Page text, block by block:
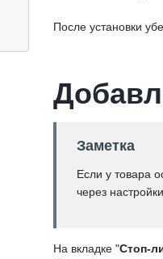
После установки
Заметка
Если у товара
через
На вкладке "Стоп-